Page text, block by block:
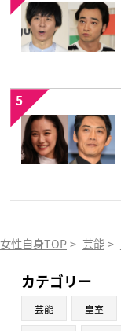
5
女性自身TOP > 芸能 >
カテゴリー
芸能 皇室